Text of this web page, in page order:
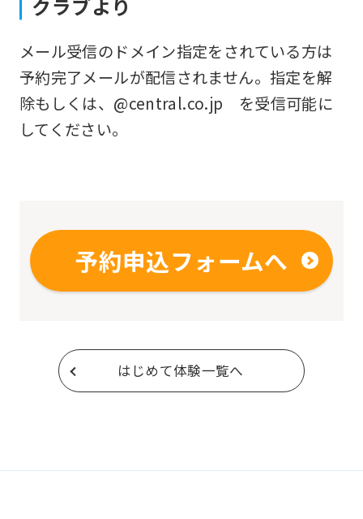
クラブより
メール受信のドメイン指定をされている方は
予約完了メールが配信されません。指定を解
除もしくは、@central.co.jp を受信可能に
してください。
予約申込フォームへ
はじめて体験一覧へ